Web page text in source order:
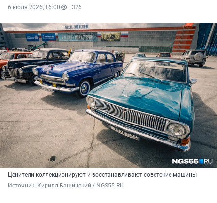
6 июля 2026, 16:00 326
Ценители коллекционируют и восстанавливают советские машины
Источник: Кирилл Башинский / NGS55.RU